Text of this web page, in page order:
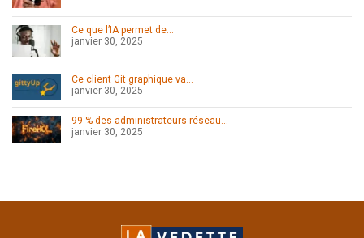
Ce que l’IA permet de…
janvier 30, 2025
Ce client Git graphique va…
janvier 30, 2025
99 % des administrateurs réseau…
janvier 30, 2025